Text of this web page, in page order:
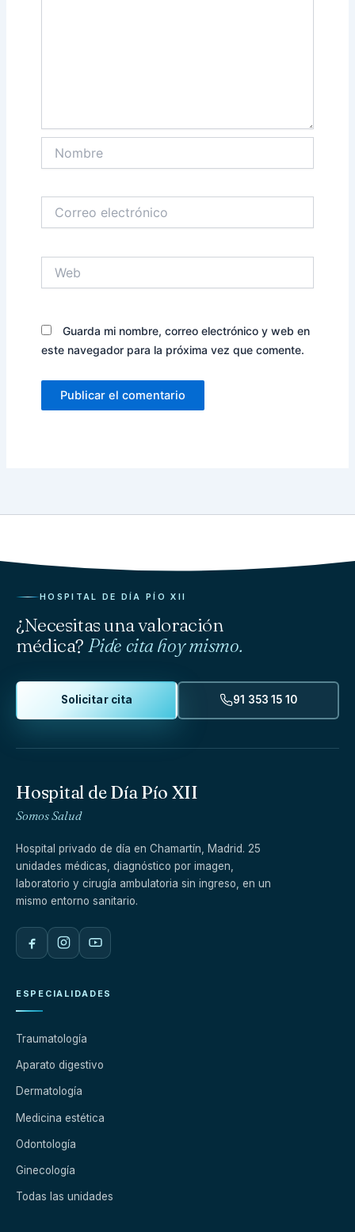
electrónico
Guarda mi nombre, correo electrónico y web en
este navegador para la próxima vez que comente.
HOSPITAL DE DÍA PÍO XII
¿Necesitas una valoración
médica? Pide cita hoy mismo.
Solicitar cita 91 353 15 10
Hospital de Día Pío XII
Somos Salud
Hospital privado de día en Chamartín, Madrid. 25
unidades médicas, diagnóstico por imagen,
laboratorio y cirugía ambulatoria sin ingreso, en un
mismo entorno sanitario.
ESPECIALIDADES
Traumatología
Aparato digestivo
Dermatología
Medicina estética
Odontología
Ginecología
Todas las unidades